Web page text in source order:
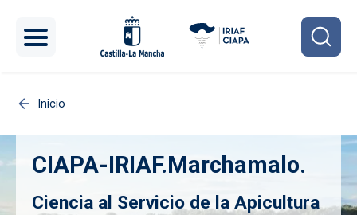
Inicio
CIAPA-IRIAF.Marchamalo.
Ciencia al Servicio de la Apicultura